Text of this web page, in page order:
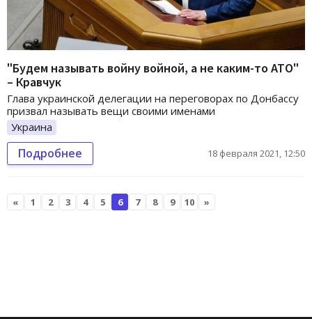
"Будем называть войну войной, а не каким-то АТО"
– Кравчук
Глава украинской делегации на переговорах по Донбассу
призвал называть вещи своими именами
Украина
Подробнее 18 февраля 2021, 12:50
« 1 2 3 4 5 6 7 8 9 10 »